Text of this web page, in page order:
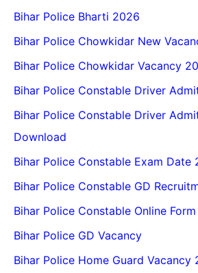
Bihar Police Bharti 2026
Bihar Police Chowkidar New
Bihar Police Chowkidar Vacancy
Bihar Police Constable Driver
Bihar Police Constable Driver
Download
Bihar Police Constable Exam Date
Bihar Police Constable GD
Bihar Police Constable Online
Bihar Police GD Vacancy
Bihar Police Home Guard Vacancy